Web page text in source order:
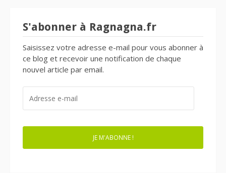
S'abonner à Ragnagna.fr
Saisissez votre adresse e-mail pour vous abonner à
ce blog et recevoir une notification de chaque
nouvel article par email.
MAIL
JE M'ABONNE !